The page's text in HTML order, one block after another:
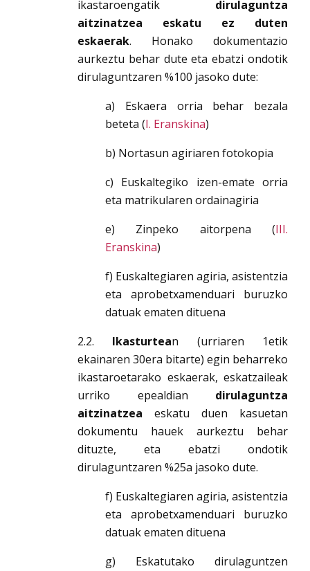
ikastaroengatik dirulaguntza
aitzinatzea eskatu ez duten
eskaerak. Honako dokumentazio
aurkeztu behar dute eta ebatzi ondotik
dirulaguntzaren %100 jasoko dute:
a) Eskaera orria behar bezala
beteta (I. Eranskina)
b) Nortasun agiriaren fotokopia
c) Euskaltegiko izen-emate orria
eta matrikularen ordainagiria
e) Zinpeko aitorpena (III.
Eranskina)
f) Euskaltegiaren agiria, asistentzia
eta aprobetxamenduari buruzko
datuak ematen dituena
2.2. Ikasturtean (urriaren 1etik
ekainaren 30era bitarte) egin beharreko
ikastaroetarako eskaerak, eskatzaileak
urriko epealdian dirulaguntza
aitzinatzea eskatu duen kasuetan
dokumentu hauek aurkeztu behar
dituzte, eta ebatzi ondotik
dirulaguntzaren %25a jasoko dute.
f) Euskaltegiaren agiria, asistentzia
eta aprobetxamenduari buruzko
datuak ematen dituena
g) Eskatutako dirulaguntzen